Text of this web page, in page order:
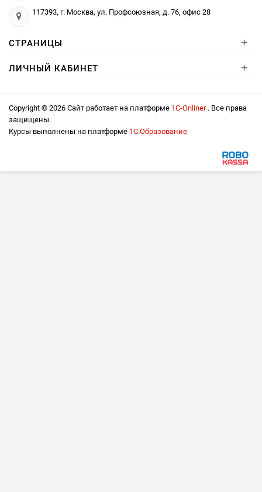
117393, г. Москва, ул. Профсоюзная, д. 76, офис 28
СТРАНИЦЫ +
ЛИЧНЫЙ КАБИНЕТ +
Copyright © 2026 Сайт работает на платформе 1С-Onliner . Все права
защищены.
Курсы выполнены на платформе 1С:Образование